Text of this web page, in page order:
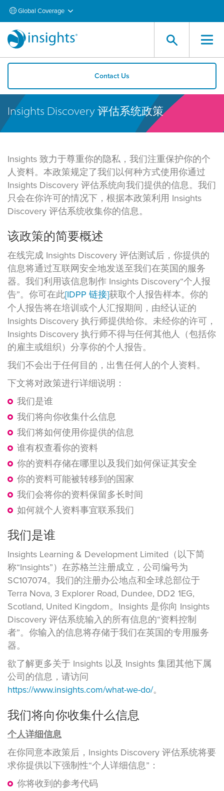
Global Coverage
Contact Us
Insights Discovery 评估系统政策
Insights 致力于尊重你的隐私，我们注重保护你的个
人资料。本政策规定了我们以何种方式使用你通过
Insights Discovery 评估系统向我们提供的信息。我们
只会在你许可的情况下，根据本政策利用 Insights
Discovery 评估系统收集你的信息。
该政策的简要概述
在线完成 Insights Discovery 评估测试后，你提供的
信息将通过互联网安全地发送至我们在英国的服务
器。我们利用该信息制作 Insights Discovery“个人报
告”。你可在此[IDPP 链接]获取个人报告样本。你的
个人报告将在培训或个人汇报期间，由经认证的
Insights Discovery 执行师提供给你。未经你的许可，
Insights Discovery 执行师不得与任何其他人（包括你
的雇主或组织）分享你的个人报告。
我们不会出于任何目的，出售任何人的个人资料。
下文将对政策进行详细说明：
我们是谁
我们将向你收集什么信息
我们将如何使用你提供的信息
谁有权查看你的资料
你的资料存储在哪里以及我们如何保证其安全
你的资料可能被转移到的国家
我们会将你的资料保留多长时间
如何就个人资料事宜联系我们
我们是谁
Insights Learning & Development Limited（以下简
称“Insights”）在苏格兰注册成立，公司编号为
SC107074。我们的注册办公地点和全球总部位于
Terra Nova, 3 Explorer Road, Dundee, DD2 1EG,
Scotland, United Kingdom。Insights 是你向 Insights
Discovery 评估系统输入的所有信息的“资料控制
者”。你输入的信息将存储于我们在英国的专用服务
器。
欲了解更多关于 Insights 以及 Insights 集团其他下属
公司的信息，请访问
https://www.insights.com/what-we-do/。
我们将向你收集什么信息
个人详细信息
在你同意本政策后，Insights Discovery 评估系统将要
求你提供以下强制性“个人详细信息”：
你将收到的参考代码